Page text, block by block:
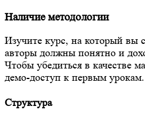
Наличие методологии
Изучите курс, на который вы
авторы должны понятно и
Чтобы убедиться в качестве
демо-доступ к первым урокам.
Структура